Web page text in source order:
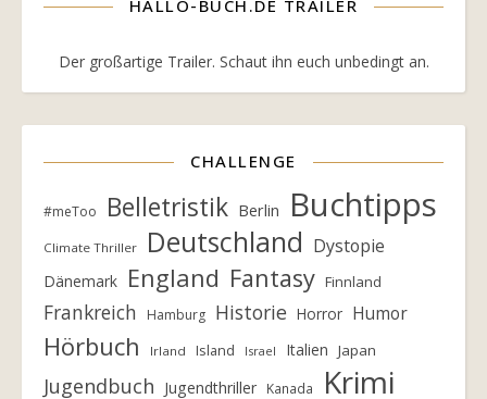
HALLO-BUCH.DE TRAILER
Der großartige Trailer. Schaut ihn euch unbedingt an.
CHALLENGE
#meToo Belletristik Berlin Buchtipps
Climate Thriller Deutschland Dystopie
Dänemark England Fantasy Finnland
Frankreich Hamburg Historie Horror Humor
Hörbuch Irland Island Israel Italien Japan
Jugendbuch Jugendthriller Kanada Krimi